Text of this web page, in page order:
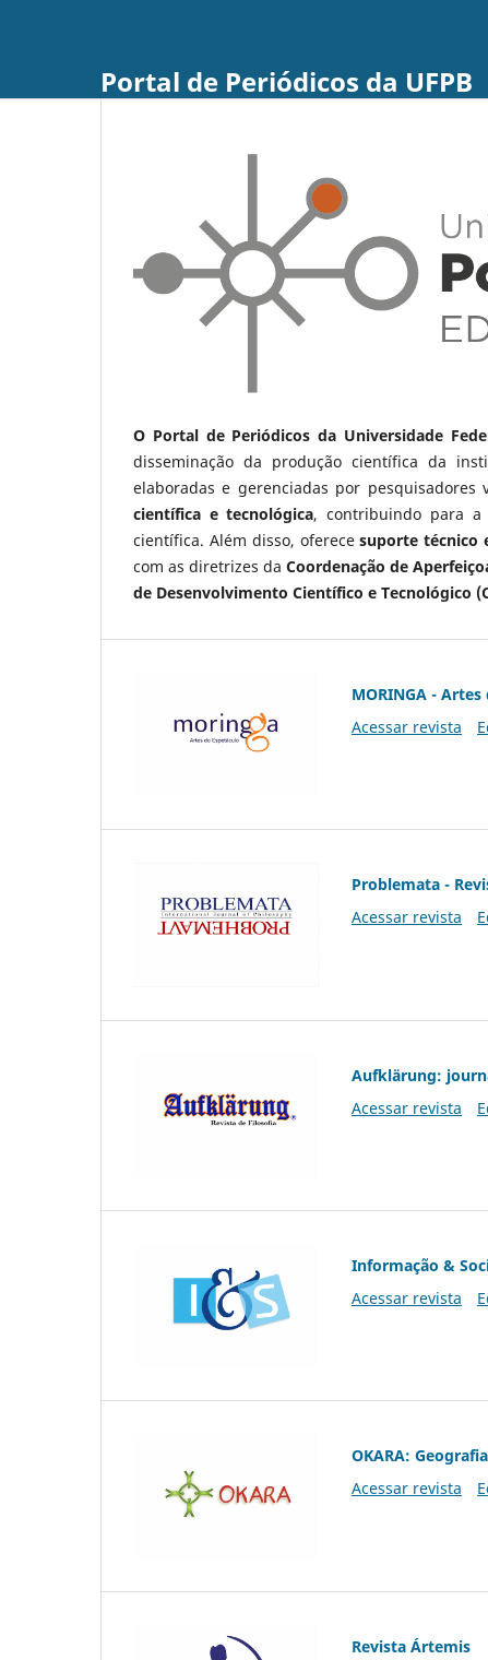
Portal de Periódicos da UFPB
O Portal de Periódicos da Universidade
disseminação da produção científica da
elaboradas e gerenciadas por pesquisadores
científica e tecnológica, contribuindo para a
científica. Além disso, oferecesuporte técnico
com as diretrizes daCoordenação de
de Desenvolvimento Científico e Tecnológico
MORINGA -
Acessar revista
Problemata -
Acessar revista
Aufklärung:
Acessar revista
Informação &
Acessar revista
OKARA:
Acessar revista
Revista Ártemis